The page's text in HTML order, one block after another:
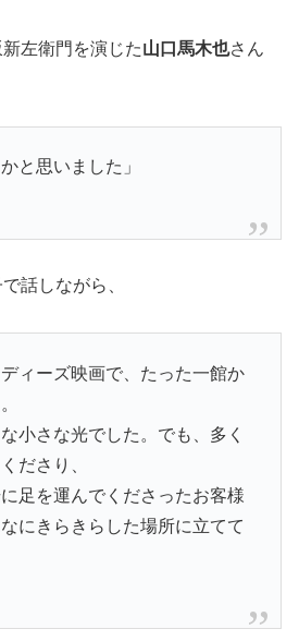
左衛門を演じた山口馬木也さん
と思いました」
話しながら、
ディーズ映画で、たった一館か
小さな光でした。でも、多く
ださり、
足を運んでくださったお客様
にきらきらした場所に立てて